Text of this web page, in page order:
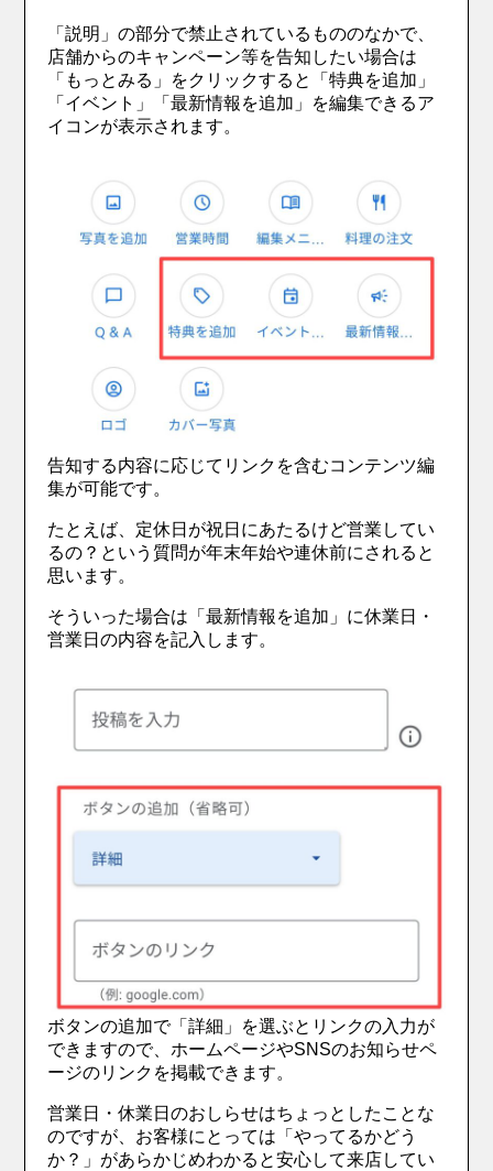
「説明」の部分で禁止されているもののなかで、
店舗からのキャンペーン等を告知したい場合は
「もっとみる」をクリックすると「特典を追加」
「イベント」「最新情報を追加」を編集できるア
イコンが表示されます。
告知する内容に応じてリンクを含むコンテンツ編
集が可能です。
たとえば、定休日が祝日にあたるけど営業してい
るの？という質問が年末年始や連休前にされると
思います。
そういった場合は「最新情報を追加」に休業日・
営業日の内容を記入します。
ボタンの追加で「詳細」を選ぶとリンクの入力が
できますので、ホームページやSNSのお知らせペ
ージのリンクを掲載できます。
営業日・休業日のおしらせはちょっとしたことな
のですが、お客様にとっては「やってるかどう
か？」があらかじめわかると安心して来店してい